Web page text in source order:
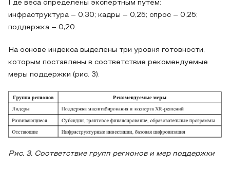
Где веса определены экспертным путём:
инфраструктура – 0,30; кадры – 0,25; спрос – 0,25;
поддержка – 0,20.
На основе индекса выделены три уровня готовности,
которым поставлены в соответствие рекомендуемые
меры поддержки (рис. 3).
Рис. 3. Соответствие групп регионов и мер поддержки